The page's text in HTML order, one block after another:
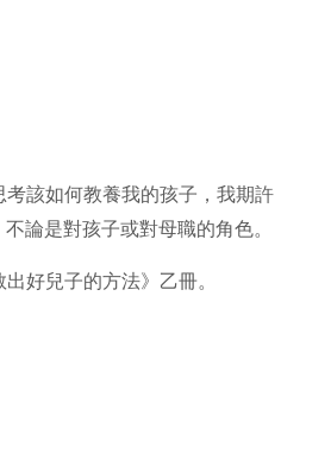
該如何教養我的孩子，我期許
論是對孩子或對母職的角色。
好兒子的方法》乙冊。